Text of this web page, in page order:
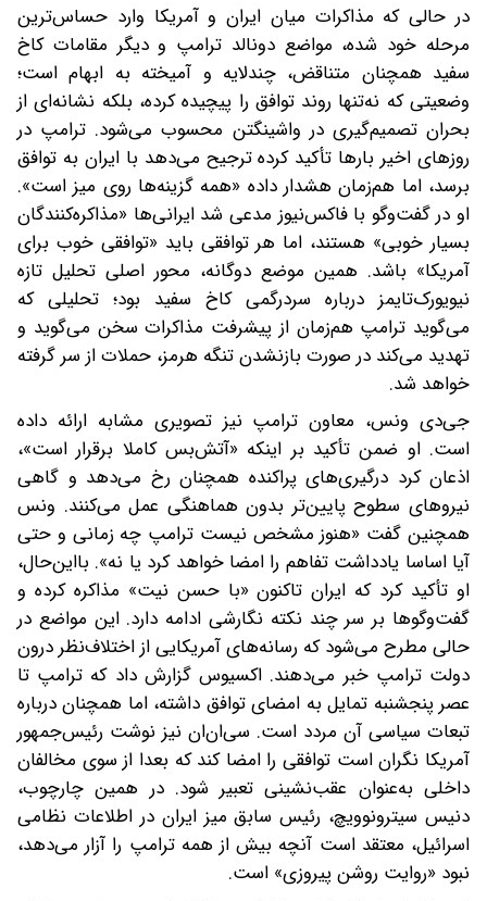
در حالی که مذاکرات میان ایران و آمریکا وارد حساس‌ترین
مرحله خود شده، مواضع دونالد ترامپ و دیگر مقامات کاخ
سفید همچنان متناقض، چندلایه و آمیخته به ابهام است؛
وضعیتی که‌ نه‌تنها روند توافق را پیچیده کرده، بلکه نشانه‌ای از
بحران تصمیم‌گیری در واشینگتن محسوب می‌شود. ترامپ در
روزهای اخیر بارها تأکید کرده ترجیح می‌دهد با ایران به توافق
برسد، اما هم‌زمان هشدار داده «همه گزینه‌ها روی میز است».
او در گفت‌وگو با فاکس‌نیوز مدعی شد ایرانی‌ها «مذاکره‌کنندگان
بسیار خوبی» هستند، اما هر توافقی باید «توافقی خوب برای
آمریکا» باشد. همین موضع دوگانه، محور اصلی تحلیل تازه
نیویورک‌تایمز درباره سردرگمی کاخ سفید بود؛ تحلیلی که
می‌گوید ترامپ هم‌زمان از پیشرفت مذاکرات سخن می‌گوید و
تهدید می‌کند در صورت باز‌نشدن تنگه هرمز، حملات از سر گرفته
خواهد شد.
جی‌دی ونس، معاون ترامپ‌ نیز تصویری مشابه ارائه داده
است. او ضمن تأکید بر اینکه «آتش‌بس کاملا برقرار است»،
اذعان کرد‌ درگیری‌های پراکنده همچنان رخ می‌دهد و گاهی
نیروهای سطوح پایین‌تر بدون هماهنگی عمل می‌کنند. ونس
همچنین گفت‌ «هنوز مشخص نیست ترامپ چه زمانی و حتی
آیا اساسا یادداشت تفاهم را امضا خواهد کرد یا نه‌». با‌این‌حال،
او تأکید کرد که ایران تاکنون «با حسن‌ نیت» مذاکره کرده و
گفت‌وگوها بر سر چند نکته نگارشی ادامه دارد. این مواضع در
حالی مطرح می‌شود که رسانه‌های آمریکایی از اختلاف‌نظر درون
دولت ترامپ خبر می‌دهند. اکسیوس گزارش داد که ترامپ تا
عصر پنجشنبه تمایل به امضای توافق داشته، اما همچنان درباره
تبعات سیاسی آن مردد است. سی‌ان‌ان نیز نوشت‌ رئیس‌جمهور
آمریکا نگران است توافقی را امضا کند که بعدا از سوی مخالفان
داخلی به‌عنوان عقب‌نشینی تعبیر شود. در همین چارچوب،
دنیس سیترونوویچ، رئیس سابق میز ایران در اطلاعات نظامی
اسرائیل، معتقد است ‌آنچه بیش از همه ترامپ را آزار می‌دهد،
نبود «روایت روشن پیروزی» است.